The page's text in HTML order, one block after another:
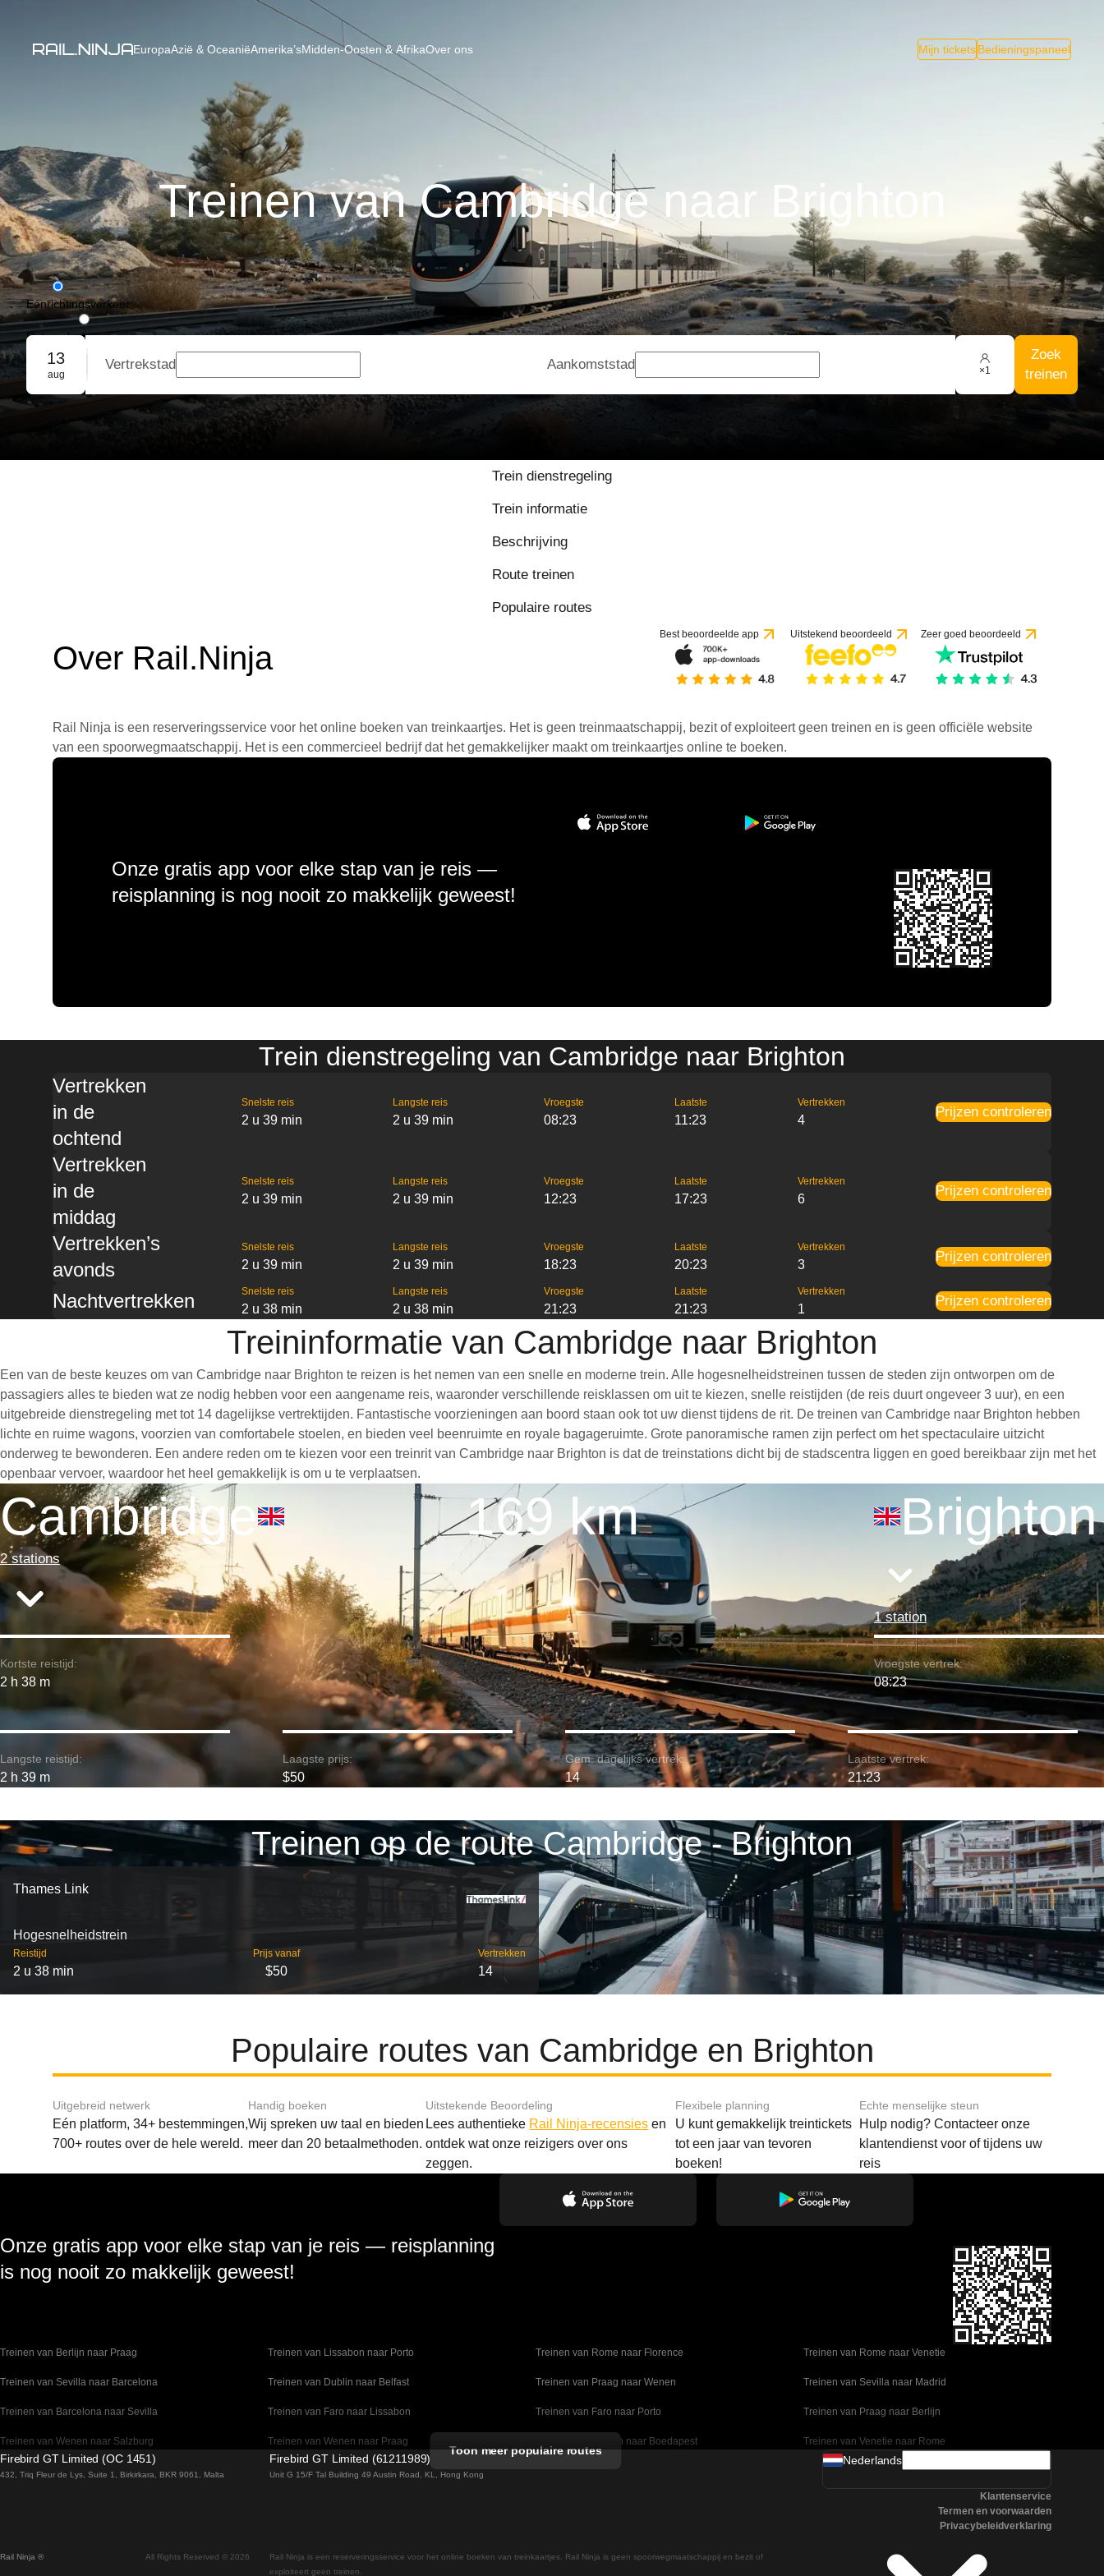
EuropaAzië & OceaniëAmerika’sMidden-Oosten & AfrikaOver ons Mijn ticketsBedieningspaneel
Treinen van Cambridge naar Brighton
Eénrichtingsverkeer
Retourvlucht
Groepsreservering
13
aug
Vertrekstad Aankomststad ×1
Zoek
treinen
Trein dienstregeling
Trein informatie
Beschrijving
Route treinen
Populaire routes
Over Rail.Ninja
Best beoordeelde app Uitstekend beoordeeld Zeer goed beoordeeld
Rail Ninja is een reserveringsservice voor het online boeken van treinkaartjes. Het is geen treinmaatschappij, bezit of exploiteert geen treinen en is geen officiële website
van een spoorwegmaatschappij. Het is een commercieel bedrijf dat het gemakkelijker maakt om treinkaartjes online te boeken.
Onze gratis app voor elke stap van je reis —
reisplanning is nog nooit zo makkelijk geweest!
Trein dienstregeling van Cambridge naar Brighton
Vertrekken
in de
ochtend
Snelste reis
2 u 39 min
Langste reis
2 u 39 min
Vroegste
08:23
Laatste
11:23
Vertrekken
4
Prijzen controleren
Vertrekken
in de
middag
Snelste reis
2 u 39 min
Langste reis
2 u 39 min
Vroegste
12:23
Laatste
17:23
Vertrekken
6
Prijzen controleren
Vertrekken’s
avonds
Snelste reis
2 u 39 min
Langste reis
2 u 39 min
Vroegste
18:23
Laatste
20:23
Vertrekken
3
Prijzen controleren
Nachtvertrekken Snelste reis
2 u 38 min
Langste reis
2 u 38 min
Vroegste
21:23
Laatste
21:23
Vertrekken
1
Prijzen controleren
Treininformatie van Cambridge naar Brighton
Een van de beste keuzes om van Cambridge naar Brighton te reizen is het nemen van een snelle en moderne trein. Alle hogesnelheidstreinen tussen de steden zijn ontworpen om de
passagiers alles te bieden wat ze nodig hebben voor een aangename reis, waaronder verschillende reisklassen om uit te kiezen, snelle reistijden (de reis duurt ongeveer 3 uur), en een
uitgebreide dienstregeling met tot 14 dagelijkse vertrektijden. Fantastische voorzieningen aan boord staan ook tot uw dienst tijdens de rit. De treinen van Cambridge naar Brighton hebben
lichte en ruime wagons, voorzien van comfortabele stoelen, en bieden veel beenruimte en royale bagageruimte. Grote panoramische ramen zijn perfect om het spectaculaire uitzicht
onderweg te bewonderen. Een andere reden om te kiezen voor een treinrit van Cambridge naar Brighton is dat de treinstations dicht bij de stadscentra liggen en goed bereikbaar zijn met het
openbaar vervoer, waardoor het heel gemakkelijk is om u te verplaatsen.
Cambridge
2 stations
169 km Brighton
1 station
Kortste reistijd:
2 h 38 m
Vroegste vertrek:
08:23
Langste reistijd:
2 h 39 m
Laagste prijs:
$50
Gem. dagelijks vertrek:
14
Laatste vertrek:
21:23
Treinen op de route Cambridge - Brighton
Thames Link
Hogesnelheidstrein
Reistijd
2 u 38 min
Prijs vanaf
$50
Vertrekken
14
Populaire routes van Cambridge en Brighton
Uitgebreid netwerk
Eén platform, 34+ bestemmingen,
700+ routes over de hele wereld.
Handig boeken
Wij spreken uw taal en bieden
meer dan 20 betaalmethoden.
Uitstekende Beoordeling
Lees authentieke Rail Ninja-recensies en
ontdek wat onze reizigers over ons
zeggen.
Flexibele planning
U kunt gemakkelijk treintickets
tot een jaar van tevoren
boeken!
Echte menselijke steun
Hulp nodig? Contacteer onze
klantendienst voor of tijdens uw
reis
Onze gratis app voor elke stap van je reis — reisplanning
is nog nooit zo makkelijk geweest!
Treinen van Berlijn naar Praag Treinen van Lissabon naar Porto Treinen van Rome naar Florence Treinen van Rome naar Venetie
Treinen van Sevilla naar Barcelona Treinen van Dublin naar Belfast Treinen van Praag naar Wenen Treinen van Sevilla naar Madrid
Treinen van Barcelona naar Sevilla Treinen van Faro naar Lissabon Treinen van Faro naar Porto Treinen van Praag naar Berlijn
Treinen van Wenen naar Salzburg Treinen van Wenen naar Praag Treinen van Wenen naar Boedapest Treinen van Venetie naar Rome
Treinen van Venetie naar Florence Treinen van Valencia naar Madrid Treinen van Ulsan naar Seoel
Treinen van Seoel naar Changwon
Treinen van Seoel naar Busan Treinen van Rovaniemi naar Helsinki Treinen van Rome naar Napels Treinen van Praag naar Boedapest
Toon meer populaire routes
Firebird GT Limited (OC 1451)
432, Triq Fleur de Lys, Suite 1, Birkirkara, BKR 9061, Malta
Firebird GT Limited (61211989)
Unit G 15/F Tal Building 49 Austin Road, KL, Hong Kong
Rail Ninja ® All Rights Reserved © 2026
Rail Ninja is een reserveringsservice voor het online boeken van treinkaartjes. Rail Ninja is geen spoorwegmaatschappij en bezit of
exploiteert geen treinen.
Nederlands
Klantenservice
Termen en voorwaarden
Privacybeleidverklaring